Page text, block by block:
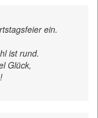
ein.
ist rund.
Glück,